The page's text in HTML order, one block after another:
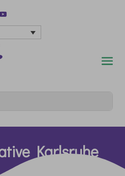
Karlsruhe